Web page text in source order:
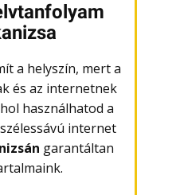
a helyszín, mert a
és az internetnek
használhatod a
internet
garantáltan